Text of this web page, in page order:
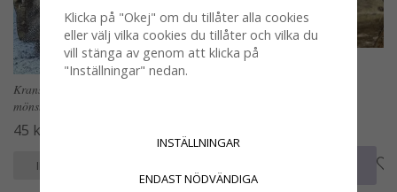
Krans av dun påskfjädrar
mönstrade svart / vit
45 kr
INFO
Klicka på "Okej" om du tillåter alla cookies
eller välj vilka cookies du tillåter och vilka du
vill stänga av genom att klicka på
"Inställningar" nedan.
INSTÄLLNINGAR
ENDAST NÖDVÄNDIGA